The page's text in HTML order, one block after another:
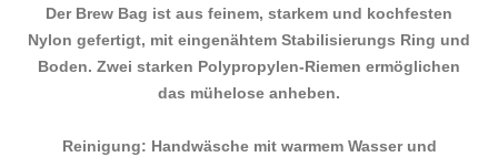
Der Brew Bag ist aus feinem, starkem und kochfesten
Nylon gefertigt, mit eingenähtem Stabilisierungs Ring und
Boden. Zwei starken Polypropylen-Riemen ermöglichen
das mühelose anheben.
Reinigung: Handwäsche mit warmem Wasser und